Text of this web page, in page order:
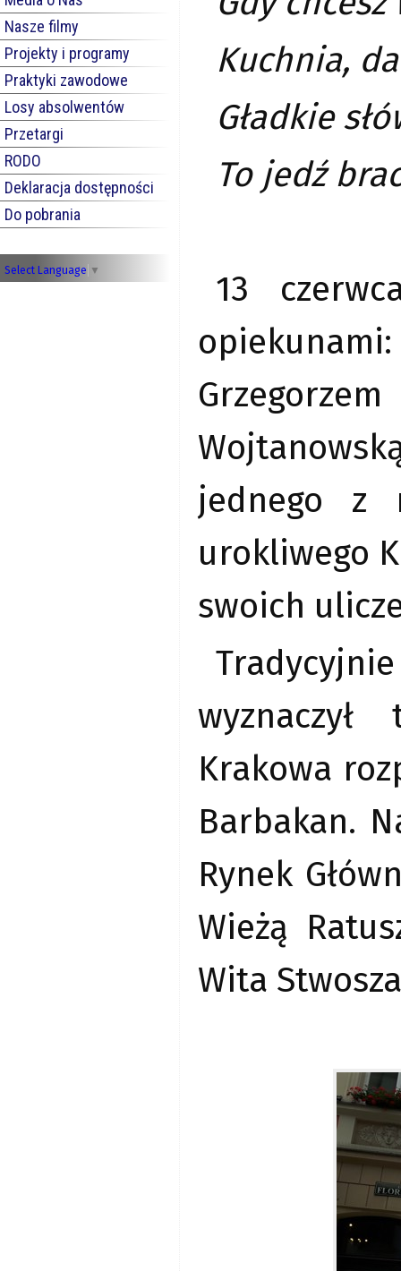
Nasze filmy
Projekty i programy
Praktyki zawodowe
Losy absolwentów
Przetargi
RODO
Deklaracja dostępności
Do pobrania
Select Language ▼
Kuchnia,
Gładkie
To jedź
13
jednego z
urokliwego
swoich
Krakowa
Barbakan.
Rynek
Wieżą
Wita